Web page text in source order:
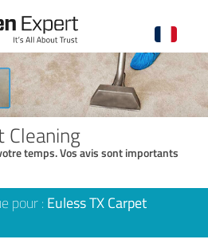
Cleaning
temps. Vos avis sont importants
pour : Euless TX Carpet